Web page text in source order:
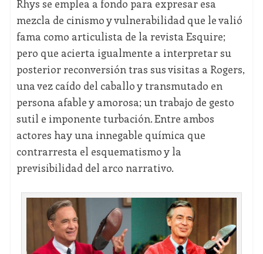
Rhys se emplea a fondo para expresar esa
mezcla de cinismo y vulnerabilidad que le valió
fama como articulista de la revista Esquire;
pero que acierta igualmente a interpretar su
posterior reconversión tras sus visitas a Rogers,
una vez caído del caballo y transmutado en
persona afable y amorosa; un trabajo de gesto
sutil e imponente turbación. Entre ambos
actores hay una innegable química que
contrarresta el esquematismo y la
previsibilidad del arco narrativo.